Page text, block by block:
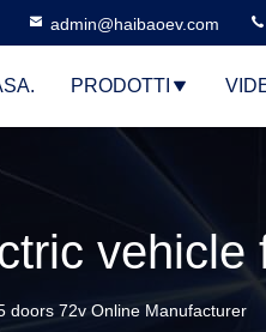
admin@haibaoev.com
PRODOTTI
doors 72v Online Manufacturer